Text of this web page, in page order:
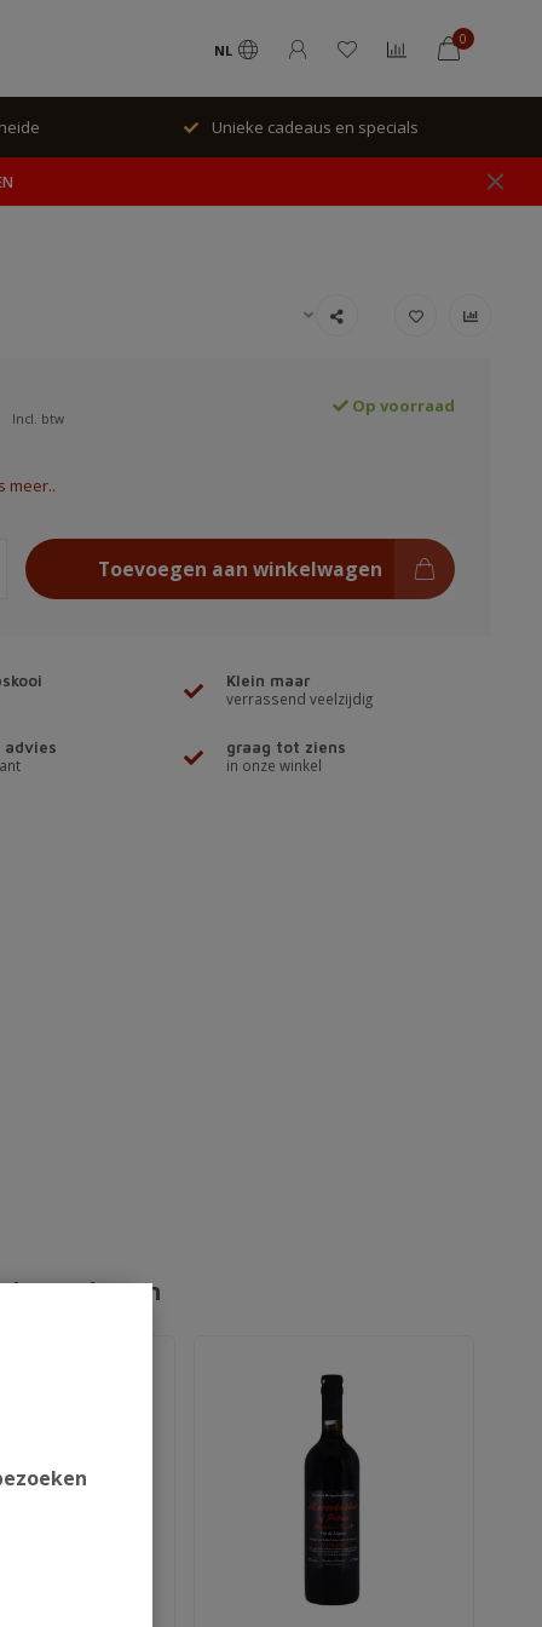
NL
0
Unieke cadeaus en specials
Incl. btw
Op voorraad
meer..
Toevoegen aan winkelwagen
Klein maar
verrassend veelzijdig
advies
graag tot ziens
in onze winkel
producten